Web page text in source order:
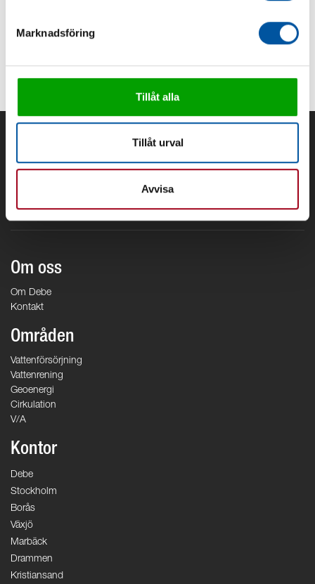
Marknadsföring
Tillåt alla
Tillåt urval
Avvisa
Om oss
Om Debe
Kontakt
Områden
Vattenförsörjning
Vattenrening
Geoenergi
Cirkulation
V/A
Kontor
Debe
Stockholm
Borås
Växjö
Marbäck
Drammen
Kristiansand